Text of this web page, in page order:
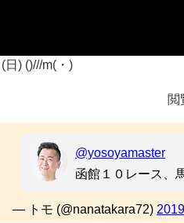
日) ()///m(・)
閲
@yosoyamaster
函館１０レース、
— トモ (@nanatakara72)